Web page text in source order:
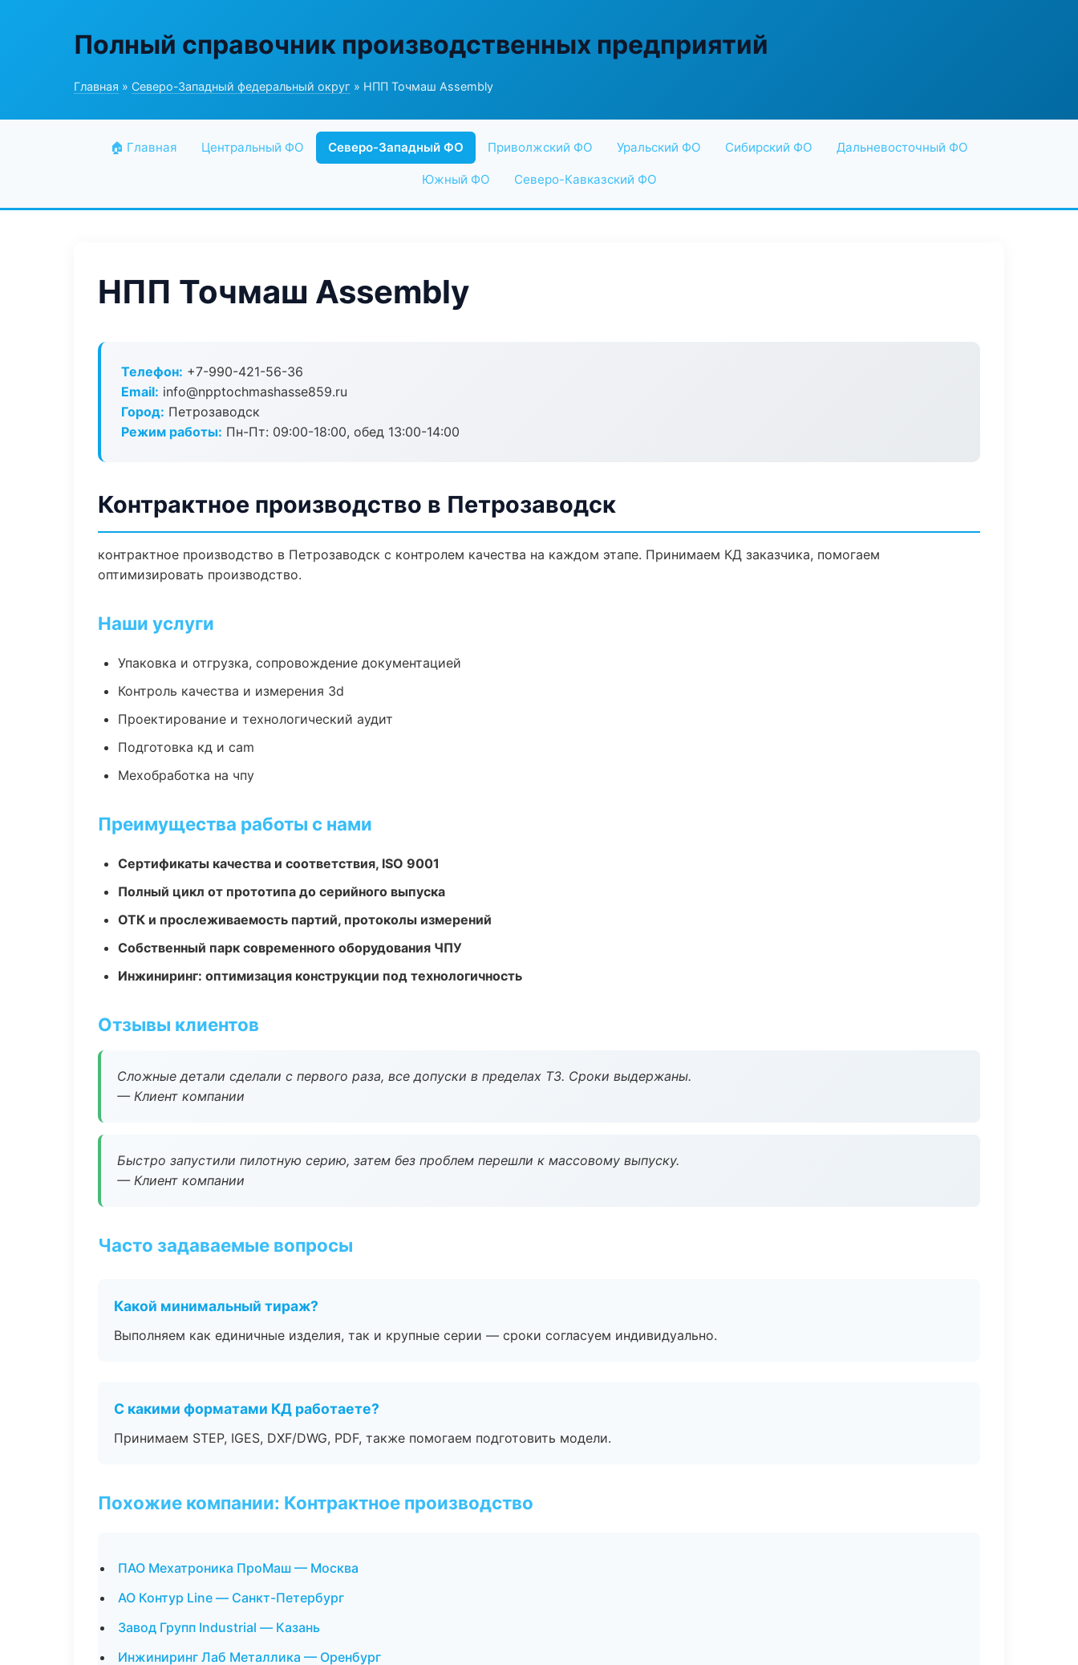
Полный справочник производственных предприятий
Главная » Северо-Западный федеральный округ » НПП Точмаш Assembly
🏠 Главная Центральный ФО Северо-Западный ФО Приволжский ФО Уральский ФО Сибирский ФО Дальневосточный ФО
Южный ФО Северо-Кавказский ФО
НПП Точмаш Assembly
Телефон: +7-990-421-56-36
Email: info@npptochmashasse859.ru
Город: Петрозаводск
Режим работы: Пн-Пт: 09:00-18:00, обед 13:00-14:00
Контрактное производство в Петрозаводск
контрактное производство в Петрозаводск с контролем качества на каждом этапе. Принимаем КД заказчика, помогаем
оптимизировать производство.
Наши услуги
Упаковка и отгрузка, сопровождение документацией
Контроль качества и измерения 3d
Проектирование и технологический аудит
Подготовка кд и cam
Мехобработка на чпу
Преимущества работы с нами
Сертификаты качества и соответствия, ISO 9001
Полный цикл от прототипа до серийного выпуска
ОТК и прослеживаемость партий, протоколы измерений
Собственный парк современного оборудования ЧПУ
Инжиниринг: оптимизация конструкции под технологичность
Отзывы клиентов
Сложные детали сделали с первого раза, все допуски в пределах ТЗ. Сроки выдержаны.
— Клиент компании
Быстро запустили пилотную серию, затем без проблем перешли к массовому выпуску.
— Клиент компании
Часто задаваемые вопросы
Какой минимальный тираж?
Выполняем как единичные изделия, так и крупные серии — сроки согласуем индивидуально.
С какими форматами КД работаете?
Принимаем STEP, IGES, DXF/DWG, PDF, также помогаем подготовить модели.
Похожие компании: Контрактное производство
ПАО Мехатроника ПроМаш — Москва
АО Контур Line — Санкт-Петербург
Завод Групп Industrial — Казань
Инжиниринг Лаб Металлика — Оренбург